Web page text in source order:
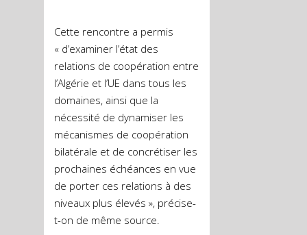
Cette rencontre a permis
« d’examiner l’état des
relations de coopération entre
l’Algérie et l’UE dans tous les
domaines, ainsi que la
nécessité de dynamiser les
mécanismes de coopération
bilatérale et de concrétiser les
prochaines échéances en vue
de porter ces relations à des
niveaux plus élevés », précise-
t-on de même source.